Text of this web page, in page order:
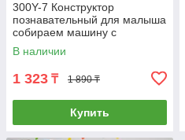
300Y-7 Конструктор
познавательный для малыша
собираем машину с
колесами 30*27см
В наличии
1 323 ₸ 1 890 ₸
Купить